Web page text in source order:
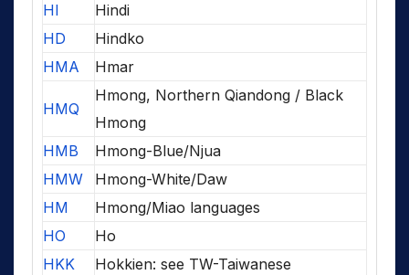
HI
Hindi
HD
Hindko
HMA
Hmar
HMQ
Hmong, Northern Qiandong / Black
Hmong
HMB
Hmong-Blue/Njua
HMW
Hmong-White/Daw
HM
Hmong/Miao languages
HO
Ho
HKK
Hokkien: see TW-Taiwanese